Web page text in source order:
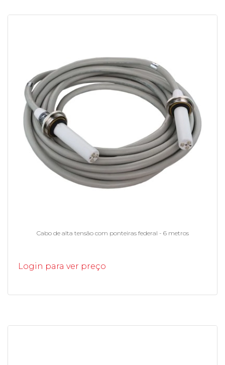
Cabo de alta tensão com ponteiras federal - 6 metros
Login para ver preço